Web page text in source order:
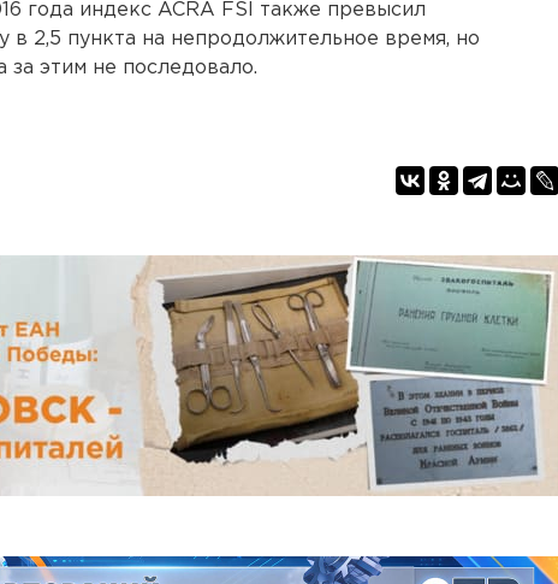
года индекс ACRA FSI также превысил
в 2,5 пункта на непродолжительное время, но
за этим не последовало.